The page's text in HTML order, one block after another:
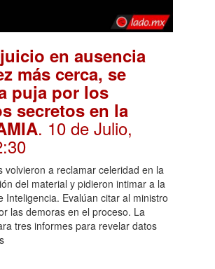
en ausencia
más cerca, se
puja por los
secretos en la
. 10 de Julio,
volvieron a reclamar celeridad en la
del material y pidieron intimar a la
Inteligencia. Evalúan citar al ministro
las demoras en el proceso. La
tres informes para revelar datos